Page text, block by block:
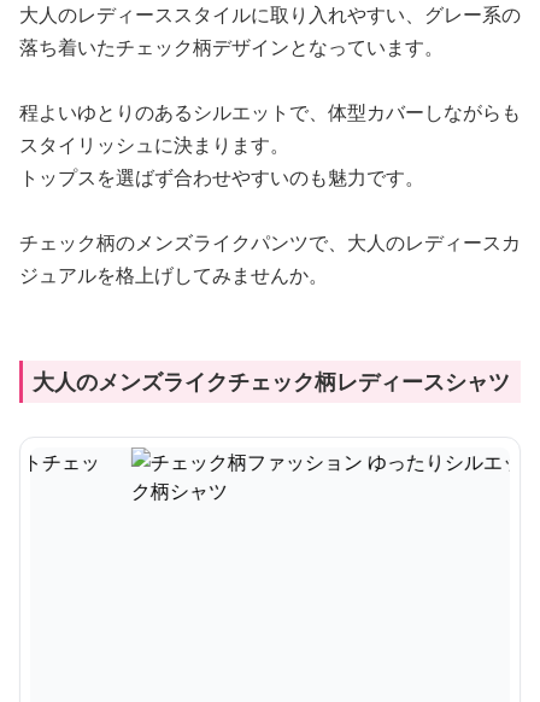
大人のレディーススタイルに取り入れやすい、グレー系の
落ち着いたチェック柄デザインとなっています。
程よいゆとりのあるシルエットで、体型カバーしながらも
スタイリッシュに決まります。
トップスを選ばず合わせやすいのも魅力です。
チェック柄のメンズライクパンツで、大人のレディースカ
ジュアルを格上げしてみませんか。
大人のメンズライクチェック柄レディースシャツ